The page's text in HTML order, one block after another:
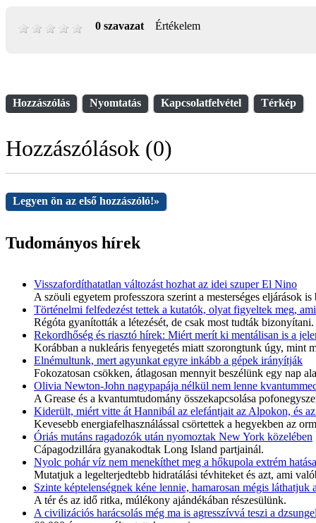
Értékelem
0 szavazat
Hozzászólás Nyomtatás Kapcsolatfelvétel Térkép
Hozzászólások (0)
Legyen ön az első hozzászóló!»
Tudományos hírek
Visszafordíthatatlan változást hozhat az idei szuper El Nino
A szöuli egyetem professzora szerint a mesterséges eljárások
Történelmi felfedezést tettek a kutatók, olyat figyeltek meg,
Régóta gyanították a létezését, de csak most tudták bizonyítani.
Rekordhőség és riasztó hírek: Miért merít ki mentálisan is a
Korábban a nukleáris fenyegetés miatt szorongtunk úgy, mint
Elnémultunk, mert agyunkat egyre inkább a gépek irányítják
Fokozatosan csökken, átlagosan mennyit beszélünk egy nap
Olivia Newton-John nagypapája nélkül nem lenne
A Grease és a kvantumtudomány összekapcsolása
Kiderült, miért vitte át Hannibál az elefántjait az Alpokon, és
Kevesebb energiafelhasználással csörtettek a hegyekben az
Óriás mutáns ragadozók után nyomoztak New York közelében
Cápagodzillára gyanakodtak Long Island partjainál.
Nyolc pohár víz nem menekíthet meg a hőkupola extrém
Mutatjuk a legelterjedtebb hidratálási tévhiteket és azt, ami
Szinte képtelenségnek kéne lennie, hamarosan mégis láthatjuk
A tér és az idő ritka, múlékony ajándékában részesülünk.
A civilizációs harácsolás még ma is agresszívvá teszi a